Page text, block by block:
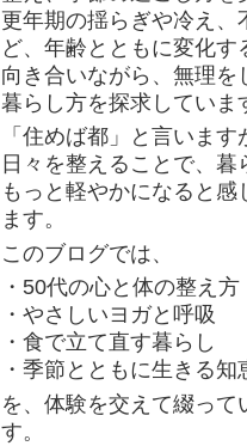
更年期の揺らぎや冷え、
ど、年齢とともに変化す
向き合いながら、無理を
暮らし方を探求していま
「住めば都」と言います
日々を整えることで、暮
もっと軽やかになると感
ます。
このブログでは、
・50代の心と体の整え方
・やさしいヨガと呼吸
・食で立て直す暮らし
・季節とともに生きる知
を、体験を交えて綴って
す。